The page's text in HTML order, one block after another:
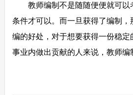
教师编制不是随随便便就可以
条件才可以。而一旦获得了编制，
编的好处，对于想要获得一份稳定
事业内做出贡献的人来说，教师编